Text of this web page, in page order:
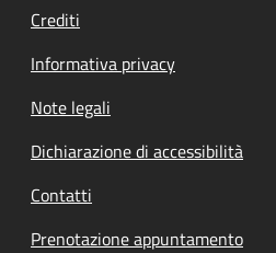
Crediti
Informativa privacy
Note legali
Dichiarazione di accessibilità
Contatti
Prenotazione appuntamento